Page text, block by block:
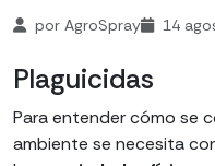
por AgroSpray 14
Plaguicidas
Para entender cómo se
ambiente se necesita